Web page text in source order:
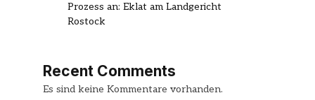
Prozess an: Eklat am Landgericht
Rostock
Recent Comments
Es sind keine Kommentare vorhanden.